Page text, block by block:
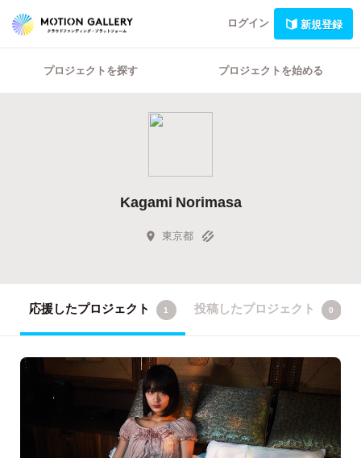
ログイン 新規登録
プロジェクトを探す プロジェクトを始める
Kagami Norimasa
東京都
応援したプロジェクト 1 投稿したプロジェクト 0